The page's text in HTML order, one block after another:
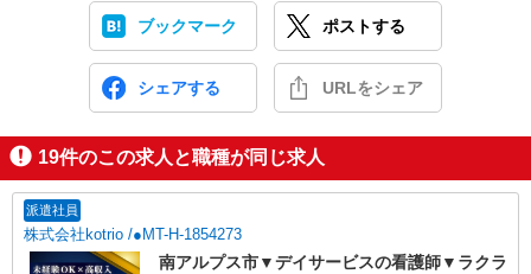
ブックマーク ポストする
シェアする URLをシェア
19件のこの求人と職種が同じ求人
派遣社員
株式会社kotrio /●MT-H-1854273
南アルプス市▼デイサービスの看護師▼ラクラ